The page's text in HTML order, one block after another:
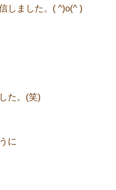
しました。( ^)o(^ )
た。(笑)
に